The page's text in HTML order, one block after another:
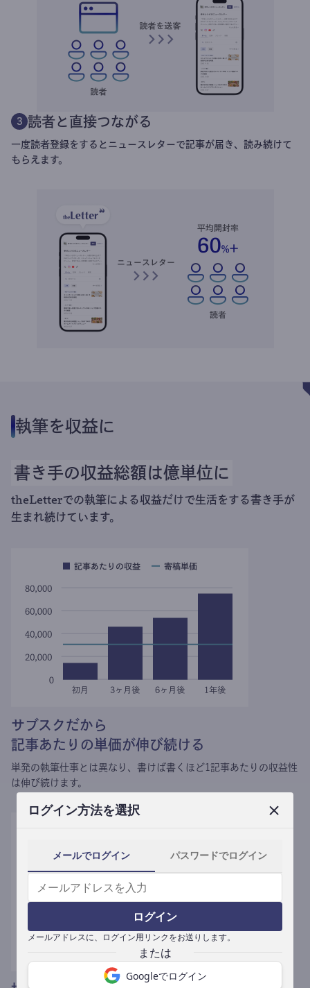
ログイン方法を選択
メールでログイン パスワードでログイン
ログイン
メールアドレスに、ログイン用リンクをお送りします。
Googleでログイン
3 読者と直接つながる
一度読者登録をするとニュースレターで記事が届き、読み続けて
もらえます。
執筆を収益に
書き手の収益総額は億単位に
theLetterでの執筆による収益だけで生活をする書き手が
生まれ続けています。
サブスクだから
記事あたりの単価が伸び続ける
単発の執筆仕事とは異なり、 書けば書くほど1記事あたりの収益性
は伸び続けます。